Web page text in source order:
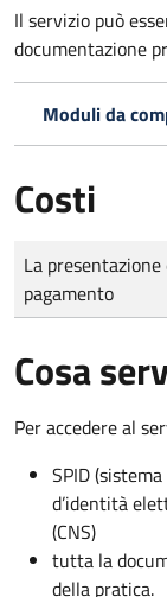
Il servizio può
documentazione
Moduli da
Costi
Tipo di pagamento
Importo
La
pagamento
Cosa
Per accedere al
SPID
d’identità
(CNS)
tutta la
della pratica.